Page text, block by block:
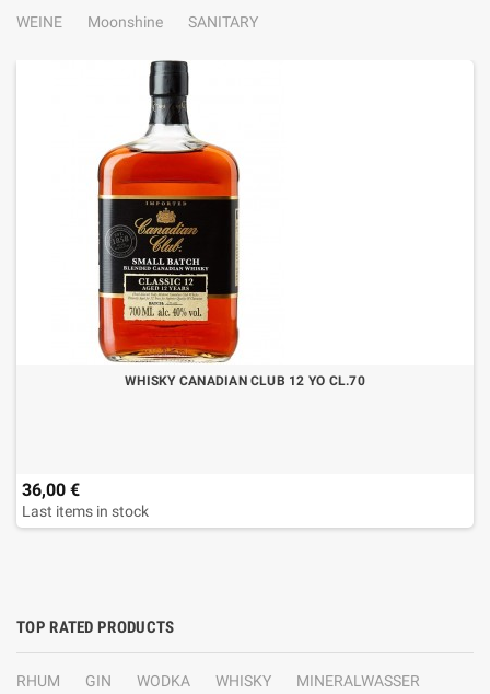
WEINE
Moonshine SANITARY
WHISKY CANADIAN CLUB 12 YO CL.70
36,00 €
Last items in stock
TOP RATED PRODUCTS
RHUM GIN WODKA WHISKY
MINERALWASSER